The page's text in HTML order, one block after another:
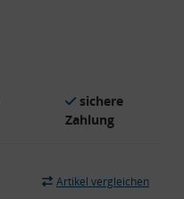
sichere
Zahlung
Artikel vergleichen